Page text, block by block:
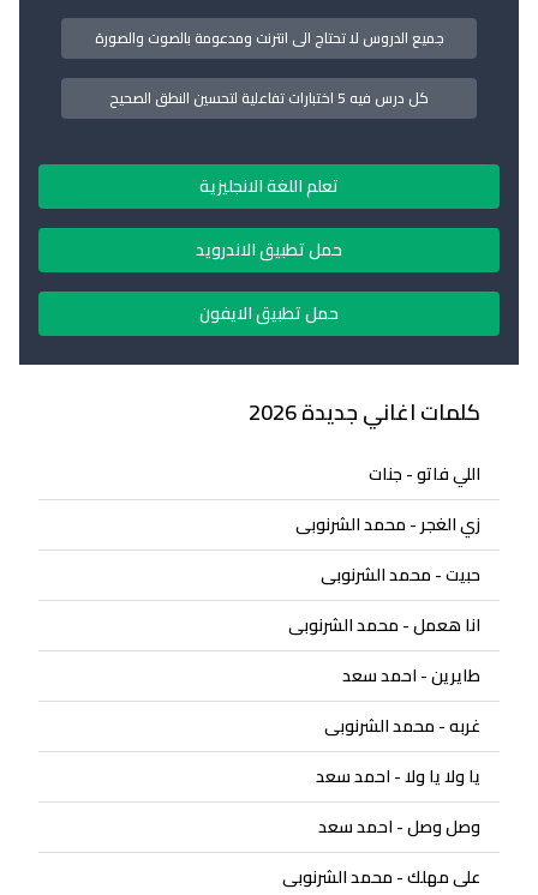
جميع الدروس لا تحتاج الى انترنت ومدعومة بالصوت والصورة
كل درس فيه 5 اختبارات تفاعلية لتحسين النطق الصحيح
تعلم اللغة الانجليزية
حمل تطبيق الاندرويد
حمل تطبيق الايفون
كلمات اغاني جديدة 2026
اللي فاتو - جنات
زي الغجر - محمد الشرنوبى
حبيت - محمد الشرنوبى
انا هعمل - محمد الشرنوبى
طايرين - احمد سعد
غربه - محمد الشرنوبى
يا ولا يا ولا - احمد سعد
وصل وصل - احمد سعد
على مهلك - محمد الشرنوبى